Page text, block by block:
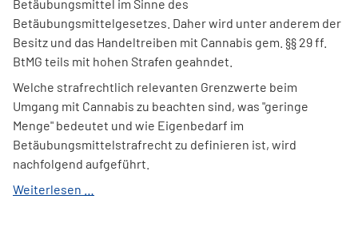
Betäubungsmittel im Sinne des
Betäubungsmittelgesetzes. Daher wird unter anderem der
Besitz und das Handeltreiben mit Cannabis gem. §§ 29 ff.
BtMG teils mit hohen Strafen geahndet.
Welche strafrechtlich relevanten Grenzwerte beim
Umgang mit Cannabis zu beachten sind, was "geringe
Menge" bedeutet und wie Eigenbedarf im
Betäubungsmittelstrafrecht zu definieren ist, wird
nachfolgend aufgeführt.
Weiterlesen …